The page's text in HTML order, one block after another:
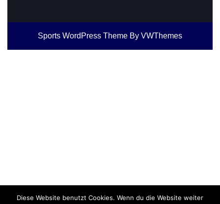
Sports WordPress Theme By VWThemes
Diese Website benutzt Cookies. Wenn du die Website weiter